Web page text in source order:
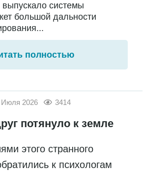
выпускало системы
большой дальности
полностью
Июля 2026 3414
потянуло к земле
этого странного
к психологам